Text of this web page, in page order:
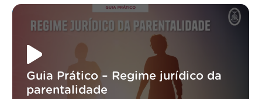
Guia Prático – Regime jurídico da
parentalidade